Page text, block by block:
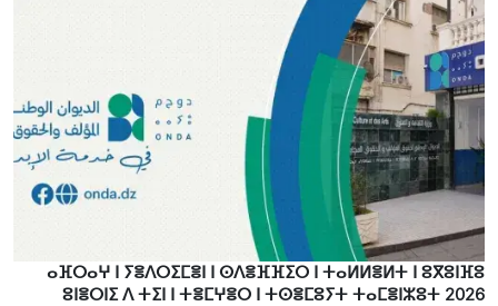
ⴰⴼⵔⴰⵖ ⵏ ⵢⴻⴷⵔⵉⵎⴻⵏ ⵏ ⵙⴷⴻⴼⴼⵉⵔ ⵏ ⵜⴰⵍⵍⴻⵍⵜ ⵏ ⵓⴳⵓⵏⴼⵓ
ⵓⵏⴻⵔⵏⵉ ⴷ ⵜⵉⵏ ⵏ ⵜⴻⵎⵖⴻⵔ ⵏ ⵜⵙⴻⵎⵓⵢⵜ ⵜⴰⵎⴻⵏⵣⵓⵜ 2026